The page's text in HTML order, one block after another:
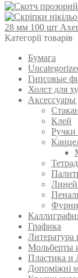
28 мм 100 шт
Категорії товарів
Бумага
Гипсовые
Холст для
Аксессуары
Клей
Ручки
Графика
Литература
Мольберты
Пластика и
Допоміжні